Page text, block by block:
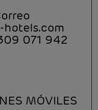
071 942
MÓVILES